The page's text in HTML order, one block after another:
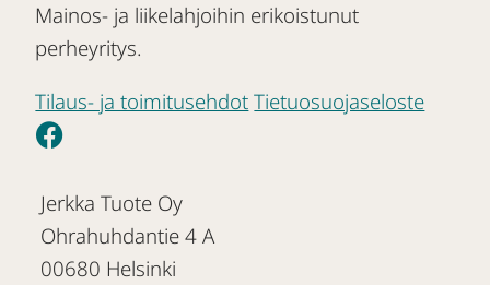
Mainos- ja liikelahjoihin erikoistunut
perheyritys.
Tilaus- ja toimitusehdot Tietuosuojaseloste
Jerkka Tuote Oy
Ohrahuhdantie 4 A
00680 Helsinki